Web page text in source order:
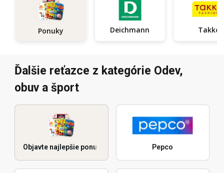
Ponuky Deichmann Takko
Ďalšie reťazce z kategórie Odev,
obuv a šport
Objavte najlepšie ponuky Pepco